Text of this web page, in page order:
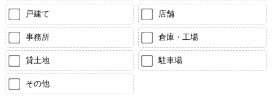
戸建て 店舗
事務所 倉庫・工場
貸土地 駐車場
その他